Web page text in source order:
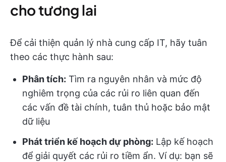
cho tương lai
Để cải thiện quản lý nhà cung cấp IT, hãy tuân
theo các thực hành sau:
Phân tích: Tìm ra nguyên nhân và mức độ
nghiêm trọng của các rủi ro liên quan đến
các vấn đề tài chính, tuân thủ hoặc bảo mật
dữ liệu
Phát triển kế hoạch dự phòng: Lập kế hoạch
để giải quyết các rủi ro tiềm ẩn. Ví dụ: bạn sẽ